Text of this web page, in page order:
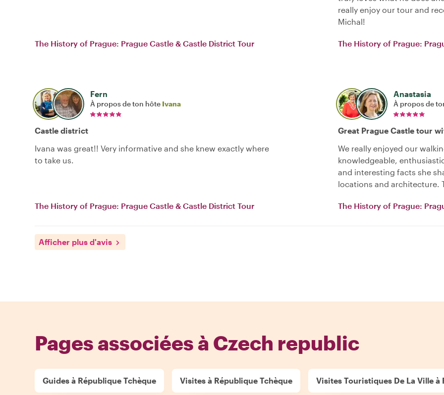
The History of Prague: Prague Castle & Castle District Tour
really enjoy our tour and
Michal!
The History of Prague:
Fern
À propos de ton hôte Ivana
Castle district
Ivana was great!! Very informative and she knew exactly where
to take us.
The History of Prague: Prague Castle & Castle District Tour
Anastasia
À propos de
Great Prague Castle tour
We really enjoyed our
knowledgeable,
and interesting facts she
locations and architecture.
The History of Prague:
Afficher plus d'avis
Pages associées à Czech republic
Guides à République Tchèque Visites à République Tchèque Visites Touristiques De La Ville à